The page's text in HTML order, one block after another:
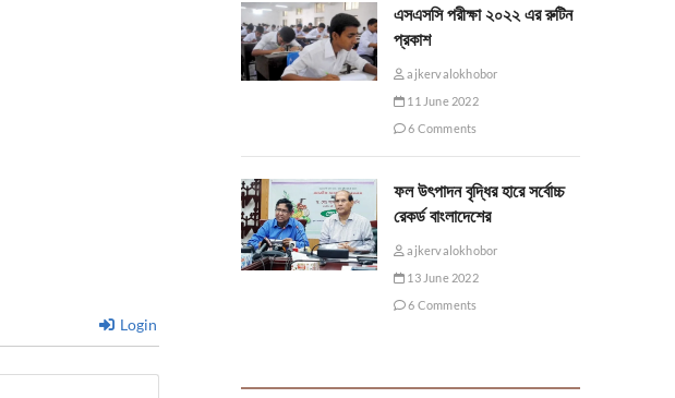
Login
এসএসসি পরীক্ষা ২০২২ এর রুটিন
প্রকাশ
ajkervalokhobor
11 June 2022
6 Comments
ফল উৎপাদন বৃদ্ধির হারে সর্বোচ্চ
রেকর্ড বাংলাদেশের
ajkervalokhobor
13 June 2022
6 Comments